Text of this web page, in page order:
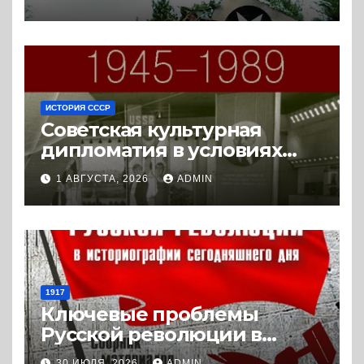
(2023) * Реферат книги
ИСТОРИЯ СССР
Советская культурная
дипломатия в условиях
Холодной войны. 1945-1989.
(2018) * Книга
1 АВГУСТА, 2026 ADMIN
1917
Ключевые проблемы
Русской революции в
историографии